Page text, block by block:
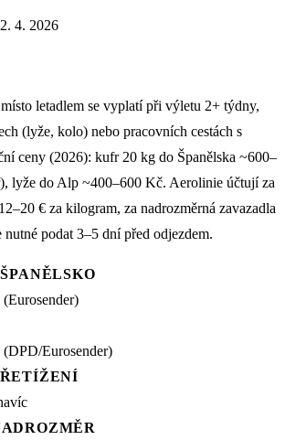
4. 2026
letadlem se vyplatí při výletu 2+ týdny,
(lyže, kolo) nebo pracovních cestách s
ceny (2026): kufr 20 kg do Španělska ~600–
lyže do Alp ~400–600 Kč. Aerolinie účtují za
€ za kilogram, za nadrozměrná zavazadla
podat 3–5 dní před odjezdem.
Eurosender)